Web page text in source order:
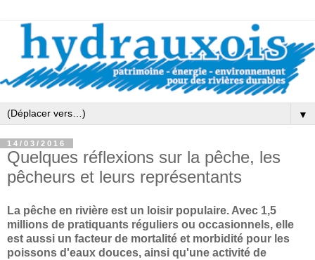
▼
14/03/2016
Quelques réflexions sur la pêche, les
pêcheurs et leurs représentants
La pêche en rivière est un loisir populaire. Avec 1,5
millions de pratiquants réguliers ou occasionnels, elle
est aussi un facteur de mortalité et morbidité pour les
poissons d'eaux douces, ainsi qu'une activité de